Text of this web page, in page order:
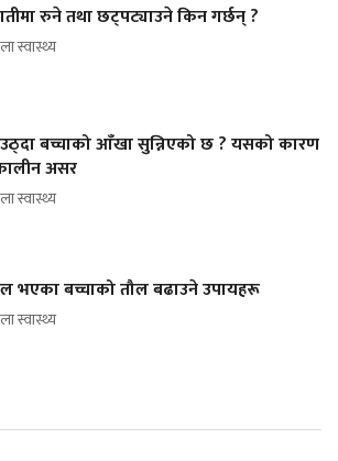
रुने तथा छट्पट्याउने किन गर्छन् ?
स्वास्थ्य
उठ्दा बच्चाको आँखा सुन्निएको छ ? यसको कारण
असर
स्वास्थ्य
भएका बच्चाको तौल बढाउने उपायहरू
स्वास्थ्य